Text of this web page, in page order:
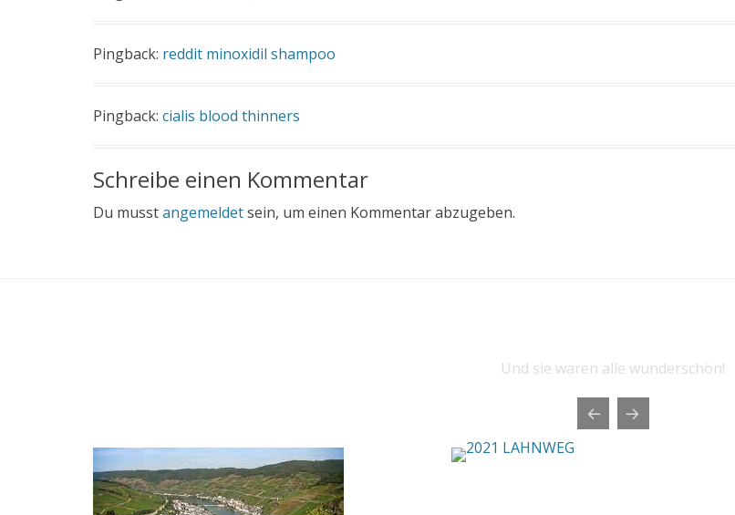
Pingback: reddit minoxidil shampoo
Pingback: cialis blood thinners
Schreibe einen Kommentar
Du musstangemeldetsein, um einen Kommentar abzugeben.
Und sie waren alle wunderschön!